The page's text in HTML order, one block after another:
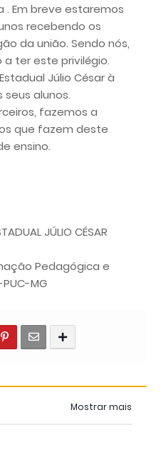
. Em breve estaremos
recebendo os
da união. Sendo nós,
ter este privilégio.
Júlio César à
alunos.
fazemos a
que fazem deste
ensino.
JÚLIO CÉSAR
Pedagógica e
MG
Mostrar mais